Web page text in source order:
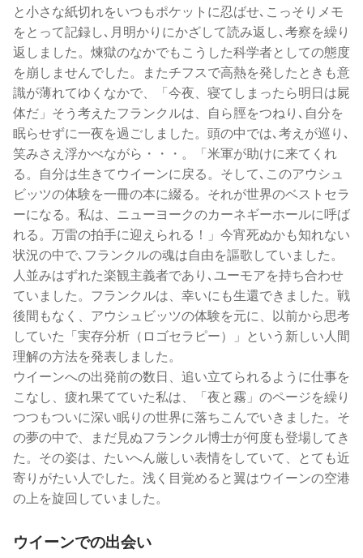
と小さな紙切れをいつもポケットに忍ばせ､こっそりメモ
をとって記録し､月明かりにかざして読み返し､考察を繰り
返しました。煉獄のなかでもこうした科学者としての態度
を崩しませんでした。またチフスで高熱を発したときも意
識が薄れてゆくなかで、「今夜、寝てしまったら明日は屍
体だ」そう考えたフランクルは、自ら脛をつねり､自分を
眠らせずに一夜を過ごしました。頭の中では､考えが巡り､
笑みさえ浮かべながら・・・。「米軍が助けに来てくれ
る。自分は生きてウイーンに戻る。そして､このアウシュ
ビッツの体験を一冊の本に綴る。それが世界のベストセラ
ーになる。私は、ニューヨークのカーネギーホールに呼ば
れる。万雷の拍手に迎えられる！」今宵死ぬかも知れない
状況の中で､フランクルの魂は自由を謳歌していました。
人並みはずれた楽観主義者であり､ユーモアを持ち合わせ
ていました。フランクルは、幸いにも生還できました。戦
後間もなく、アウシュビッツの体験を元に、以前から思考
していた「実存分析（ロゴセラピー）」という新しい人間
理解の方法を発表しました。
ウイーンへの出発前の数日、追い立てられるように仕事を
こなし、疲れ果てていた私は、「夜と霧」のページを繰り
つつもついに深い眠りの世界に落ちこんでいきました。そ
の夢の中で、まだ見ぬフランクル博士が何度も登場してき
た。その姿は、たいへん厳しい表情をしていて、とても近
寄りがたい人でした。浅く目覚めると翼はウイーンの空港
の上を旋回していました。
ウイーンでの出会い